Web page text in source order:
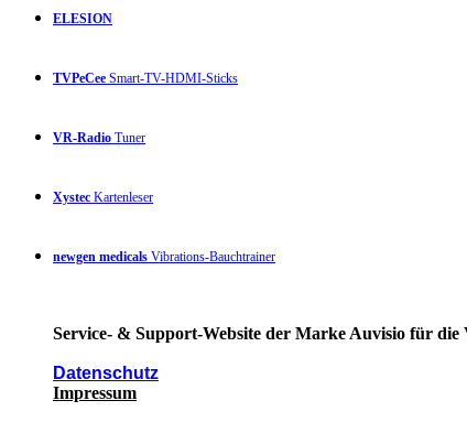
ELESION
TVPeCee Smart-TV-HDMI-Sticks
VR-Radio Tuner
Xystec Kartenleser
newgen medicals Vibrations-Bauchtrainer
Service- & Support-Website der Marke Auvisio für die
Datenschutz
Impressum